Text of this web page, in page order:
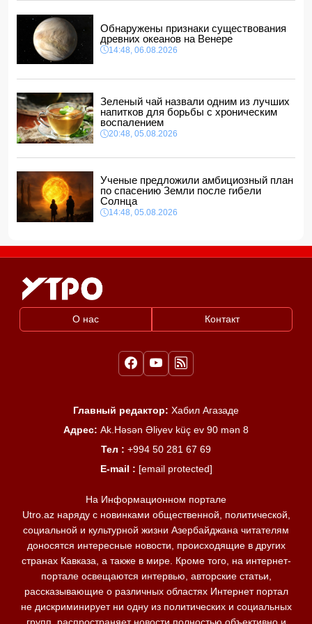
представителей, одного назначил на новую должность
14:00, 06.08.2026
Прогноз погоды в Азербайджане на 7 августа
12:48, 06.08.2026
гибелью граждан Азербайджана в Азовском и Чёрном
морях
12:40, 06.08.2026
Обнаружены признаки существования
древних океанов на Венере
14:48, 06.08.2026
Зеленый чай назвали одним из лучших
напитков для борьбы с хроническим
воспалением
20:48, 05.08.2026
Ученые предложили амбициозный план
по спасению Земли после гибели
Солнца
14:48, 05.08.2026
О нас Контакт
Главный редактор: Хабил Агазаде
Адрес: Ak.Həsən Əliyev küç ev 90 mən 8
Тел : +994 50 281 67 69
E-mail : [email protected]
На Информационном портале
Utro.az наряду с новинками общественной, политической,
социальной и культурной жизни Азербайджана читателям
доносятся интересные новости, происходящие в других
странах Кавказа, а также в мире. Кроме того, на интернет-
портале освещаются интервью, авторские статьи,
рассказывающие о различных областях Интернет портал
не дискриминирует ни одну из политических и социальных
групп, распространяет новости полностью объективно и